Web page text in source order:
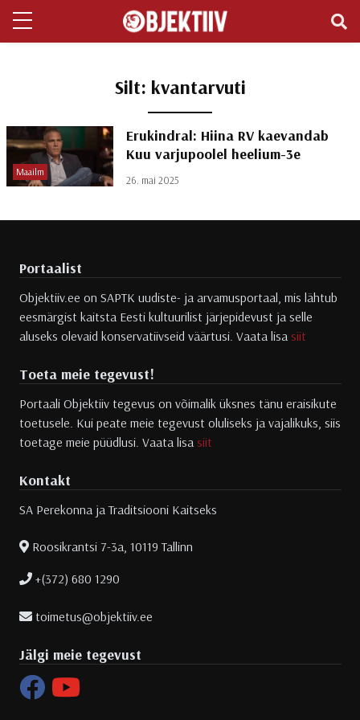
Silt: kvantarvuti
Maailm
Erukindral: Hiina RV kaevandab
Kuu varjupoolel heelium-3e
26. mai 2025
Portaalist
Objektiiv.ee on SAPTK uudiste- ja arvamusportaal, mis lähtub
eesmärgist kaitsta Eesti kultuurilist järjepidevust ja selle
aluseks olevaid konservatiivseid väärtusi. Vaata lisa siit
Toeta meie tegevust!
Portaali Objektiiv tegevus on võimalik üksnes tänu eraisikute
toetusele. Kui peate meie tegevust oluliseks ja vajalikuks, siis
toetage meie püüdlusi. Vaata lisa siit
Kontakt
SA Perekonna ja Traditsiooni Kaitseks
Roosikrantsi 7-3a, 10119 Tallinn
+(372) 680 1290
toimetus@objektiiv.ee
Jälgi meie tegevust